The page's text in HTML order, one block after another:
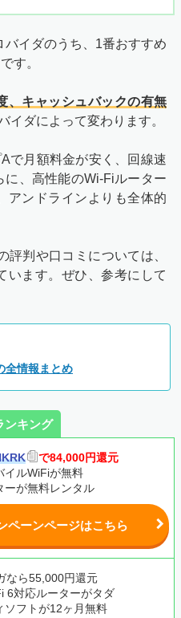
バイダのうち、1番おすすめ
です。
、キャッシュバックの有無
イダによって変わります。
で月額料金が安く、回線速
に、高性能のWi-Fiルーター
アンドラインよりも全体的
評判や口コミについては、
います。ぜひ、参考にして
全情報まとめ
ンキング
で84,000円還元
イルWiFiが無料
ーが無料レンタル
ペーンページはこちら
なら55,000円還元
6対応ルーターがタダ
ソフトが12ヶ月無料